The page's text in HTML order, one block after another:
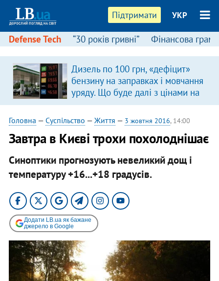
Підтримати УКР
Defense Tech “30 років гривні” Фінансова
Дизель по 100 грн, «дефіцит»
бензину на заправках і мовчання
уряду. Що буде далі з цінами на
пальне?
Головна — Суспільство — Життя — 3 жовтня 2016, 14:00
Завтра в Києві трохи похолоднішає
Синоптики прогнозують невеликий дощ і
температуру +16...+18 градусів.
Додати LB.ua як бажане
джерело в Google